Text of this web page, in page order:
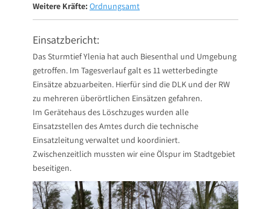
Weitere Kräfte: Ordnungsamt
Einsatzbericht:
Das Sturmtief Ylenia hat auch Biesenthal und Umgebung
getroffen. Im Tagesverlauf galt es 11 wetterbedingte
Einsätze abzuarbeiten. Hierfür sind die DLK und der RW
zu mehreren überörtlichen Einsätzen gefahren.
Im Gerätehaus des Löschzuges wurden alle
Einsatzstellen des Amtes durch die technische
Einsatzleitung verwaltet und koordiniert.
Zwischenzeitlich mussten wir eine Ölspur im Stadtgebiet
beseitigen.